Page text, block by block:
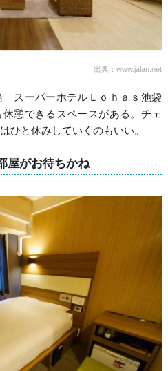
出典：www.jalan.net
スーパーホテルＬｏｈａｓ池袋
憩できるスペースがある。チェ
ひと休みしていくのもいい。
屋がお待ちかね